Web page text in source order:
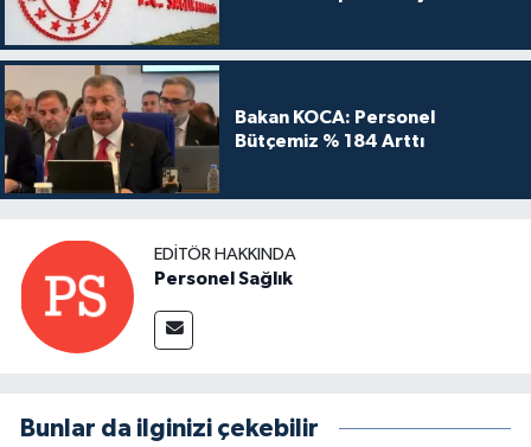
Bakan KOCA: Personel
Bütçemiz % 184 Arttı
EDITÖR HAKKINDA
Personel Sağlık
Bunlar da ilginizi çekebilir